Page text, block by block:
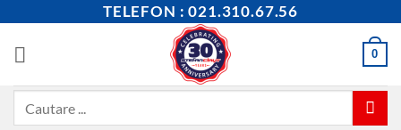
content
TELEFON : 021.310.67.56
0